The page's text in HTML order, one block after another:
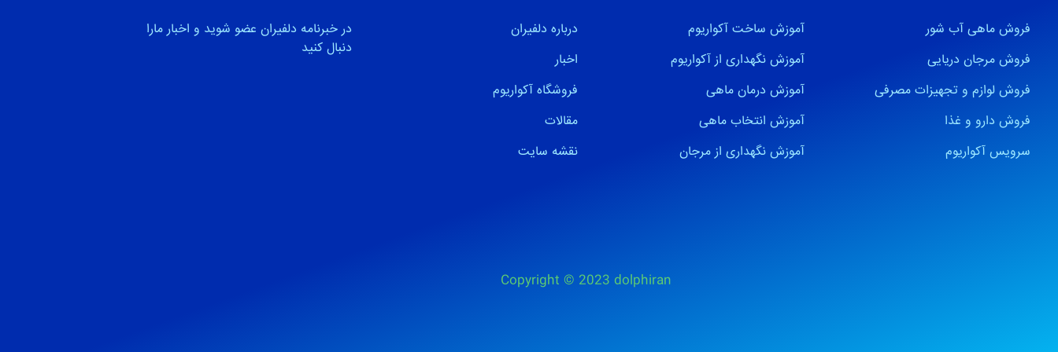
فروش ماهی آب شور
فروش مرجان دریایی
فروش لوازم و تجهیزات مصرفی
فروش دارو و غذا
سرویس آکواریوم
آموزش ساخت آکواریوم
آموزش نگهداری از آکواریوم
آموزش درمان ماهی
آموزش انتخاب ماهی
آموزش نگهداری از مرجان
درباره دلفیران
اخبار
فروشگاه آکواریوم
مقالات
نقشه سایت
در خبرنامه دلفیران عضو شوید و اخبار مارا
دنبال کنید
Copyright © 2023 dolphiran